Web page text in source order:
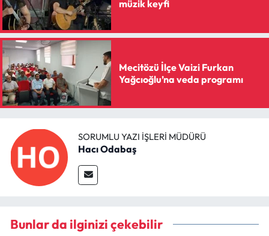
müzik keyfi
Mecitözü İlçe Vaizi Furkan
Yağcıoğlu’na veda programı
SORUMLU YAZI İŞLERI MÜDÜRÜ
Hacı Odabaş
Bunlar da ilginizi çekebilir